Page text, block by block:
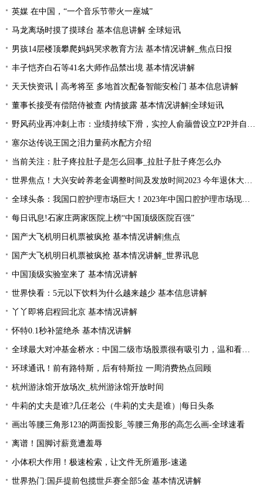
英媒 在中国，“一个音乐节带火一座城”
马龙离场时摸了摸球台 基本信息讲解 全球短讯
男孩14层楼顶攀爬妈妈哭求教育方法 基本情况讲解_焦点日报
丰子恺齐白石等41名大师作品禁出境 基本情况讲解
天天快资讯丨高考将至 多地首次配备智能安检门 基本信息讲解
董事长接受有偿陪侍被查 内情披露 基本情况讲解|全球短讯
野风药业再冲刺上市：业绩持续下滑，实控人俞蘠曾设立P2P并自融 天天观察
塞尔达传说王国之泪力量药水配方介绍
当前关注：肚子疼拉肚子是怎么回事_拉肚子肚子疼怎么办
世界焦点！大兴安岭养老金调整时间及发放时间2023 今年退休大概会涨的的？
全球头条：我国口腔护理市场巨大！2023年中国口腔护理市场现状分析
每日讯息!石家庄两家医院上榜“中国顶级医院百强”
国产大飞机明日机票被疯抢 基本情况讲解|焦点
国产大飞机明日机票被疯抢 基本情况讲解_世界讯息
中国顶级实验室来了 基本情况讲解
世界快看：5元以下饮料为什么越来越少 基本信息讲解
丫丫即将启程回北京 基本情况讲解
怀特0.1秒补篮绝杀 基本情况讲解
全球最大对冲基金桥水：中国二级市场股票很有吸引力，温和看多中国资产|全球简讯
环球通讯！前有路特斯，后有特斯拉 一周消费热点回顾
杭州游泳馆开放场次_杭州游泳馆开放时间
牛莉的丈夫是谁?几仼老公（牛莉的丈夫是谁）|每日头条
画出等腰三角形123的两面投影_等腰三角形的高怎么画-全球速看
离谱！国脚讨薪竟遭羞辱
小体积大作用！极速检索，让文件无所遁形-速递
世界热门:国乒提前包揽世乒赛全部5金 基本情况讲解